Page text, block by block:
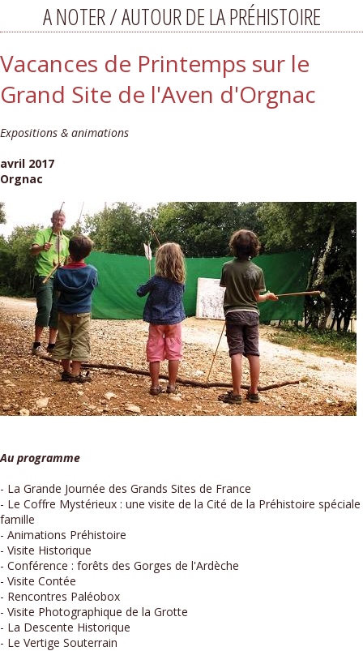
A NOTER / AUTOUR DE LA PRÉHISTOIRE
Vacances de Printemps sur le
Grand Site de l'Aven d'Orgnac
Expositions & animations
avril 2017
Orgnac
Au programme
- La Grande Journée des Grands Sites de France
- Le Coffre Mystérieux : une visite de la Cité de la Préhistoire spéciale
famille
- Animations Préhistoire
- Visite Historique
- Conférence : forêts des Gorges de l'Ardèche
- Visite Contée
- Rencontres Paléobox
- Visite Photographique de la Grotte
- La Descente Historique
- Le Vertige Souterrain